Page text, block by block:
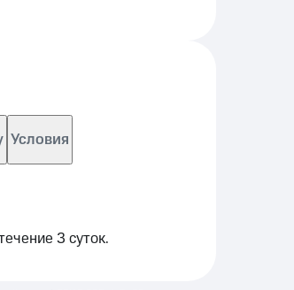
Условия
3 суток.